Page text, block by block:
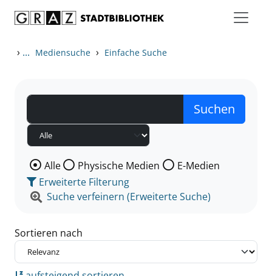
› ... Mediensuche › Einfache Suche
Wählen Sie die Medienart nach der Sie suchen wollen.
Alle Physische Medien
E-Medien
Erweiterte Filterung
Suche verfeinern (Erweiterte Suche)
Sortieren nach